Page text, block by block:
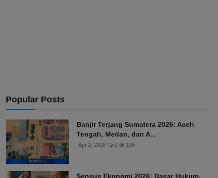
Popular Posts
Banjir Terjang Sumatera 2026: Aceh
Tengah, Medan, dan A...
Apr 2, 2026 0 186
Sensus Ekonomi 2026: Dasar Hukum,